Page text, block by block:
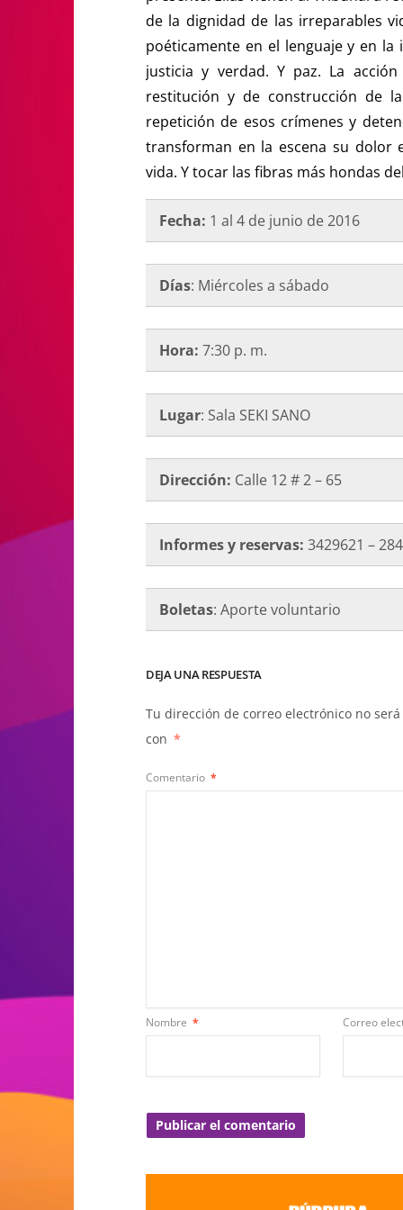
de la dignidad de las irreparables
poéticamente en el lenguaje y en la
justicia y verdad. Y paz. La
restitución y de construcción de
repetición de esos crímenes y
transforman en la escena su dolor
vida. Y tocar las fibras más hondas
Fecha: 1 al 4 de junio de 2016
Días: Miércoles a sábado
Hora: 7:30 p. m.
Lugar: Sala SEKI SANO
Dirección: Calle 12 # 2 – 65
Informes y reservas: 3429621 –
Boletas: Aporte voluntario
DEJA UNA RESPUESTA
Tu dirección de correo electrónico no
con *
Comentario *
Nombre * Correo